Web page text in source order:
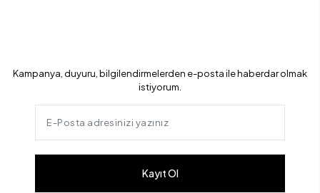
Kampanya, duyuru, bilgilendirmelerden e-posta ile haberdar olmak
istiyorum.
Kayıt Ol